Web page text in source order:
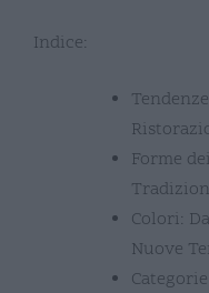
Indice:
Forme
Colori:
Nuove